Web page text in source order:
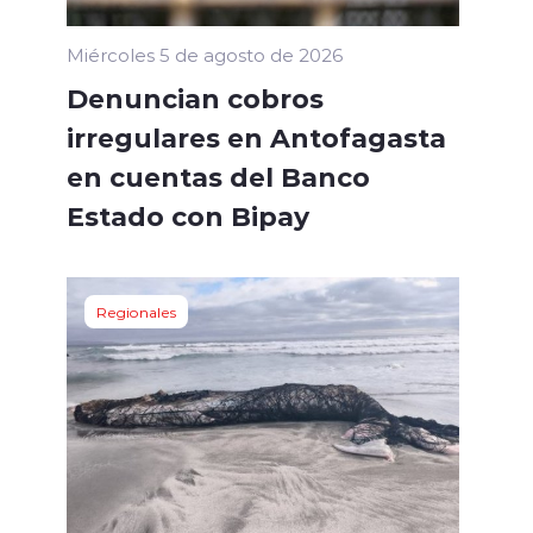
Miércoles 5 de agosto de 2026
Denuncian cobros
irregulares en Antofagasta
en cuentas del Banco
Estado con Bipay
Regionales